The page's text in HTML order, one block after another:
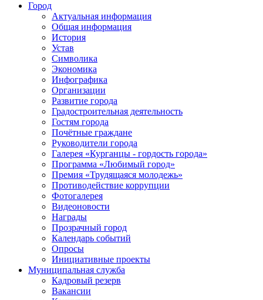
Город
Актуальная информация
Общая информация
История
Устав
Символика
Экономика
Инфографика
Организации
Развитие города
Градостроительная деятельность
Гостям города
Почётные граждане
Руководители города
Галерея «Курганцы - гордость города»
Программа «Любимый город»
Премия «Трудящаяся молодежь»
Противодействие коррупции
Фотогалерея
Видеоновости
Награды
Прозрачный город
Календарь событий
Опросы
Инициативные проекты
Муниципальная служба
Кадровый резерв
Вакансии